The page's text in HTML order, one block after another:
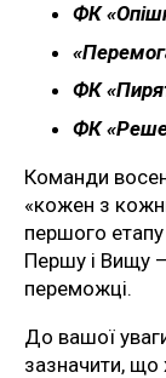
ФК
ФК
ФК
Команди
«кожен з
першого
Першу і Вищу
переможці.
До вашої
зазначити, що